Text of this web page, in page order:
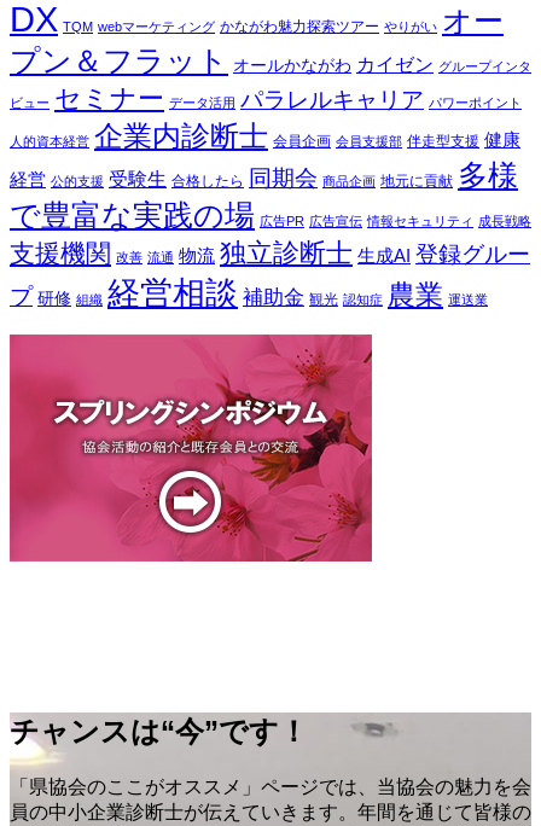
DX TQM webマーケティング かながわ魅力探索ツアー やりがい オー
プン＆フラット
オールかながわ カイゼン グループインタ
ビュー セミナー データ活用 パラレルキャリア パワーポイント
人的資本経営 企業内診断士 会員企画 会員支援部 伴走型支援 健康
経営 公的支援 受験生 合格したら 同期会 商品企画 地元に貢献 多様
で豊富な実践の場 広告PR 広告宣伝 情報セキュリティ 成長戦略
支援機関 改善 流通 物流 独立診断士 生成AI 登録グルー
プ 研修 組織 経営相談 補助金 観光 認知症 農業 運送業
チャンスは“今”です！
「県協会のここがオススメ」ページでは、当協会の魅力を会
員の中小企業診断士が伝えていきます。年間を通じて皆様の